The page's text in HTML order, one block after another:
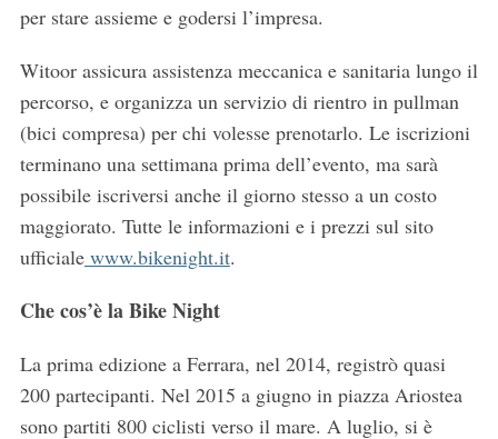
per stare assieme e godersi l’impresa.
Witoor assicura assistenza meccanica e sanitaria lungo il
percorso, e organizza un servizio di rientro in pullman
(bici compresa) per chi volesse prenotarlo. Le iscrizioni
terminano una settimana prima dell’evento, ma sarà
possibile iscriversi anche il giorno stesso a un costo
maggiorato. Tutte le informazioni e i prezzi sul sito
ufficialewww.bikenight.it.
Che cos’è la Bike Night
La prima edizione a Ferrara, nel 2014, registrò quasi
200 partecipanti. Nel 2015 a giugno in piazza Ariostea
sono partiti 800 ciclisti verso il mare. A luglio, si è